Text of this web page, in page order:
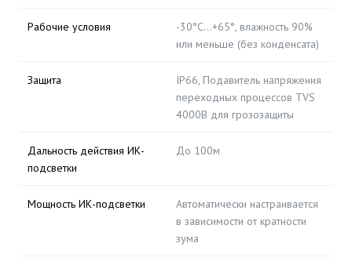
Рабочие условия
-30°C…+65°, влажность 90%
или меньше (без конденсата)
Защита
IP66, Подавитель напряжения
переходных процессов TVS
4000В для грозозащиты
Дальность действия ИК-
подсветки
До 100м
Мощность ИК-подсветки
Автоматически настраивается
в зависимости от кратности
зума